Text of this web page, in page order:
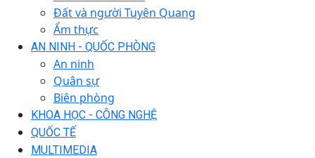
Đất và người Tuyên Quang
Ẩm thực
AN NINH - QUỐC PHÒNG
An ninh
Quân sự
Biên phòng
KHOA HỌC - CÔNG NGHỆ
QUỐC TẾ
MULTIMEDIA